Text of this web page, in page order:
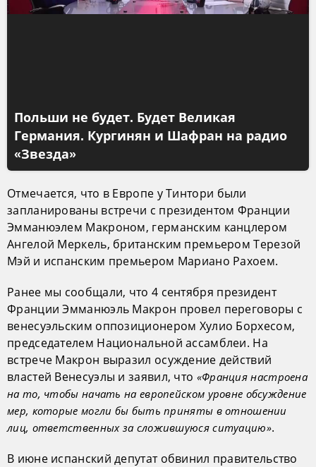
Польши не будет. Будет Великая
Германия. Кургинян и Шафран на радио
«Звезда»
Отмечается, что в Европе у Тинтори были
запланированы встречи с президентом Франции
Эмманюэлем Макроном, германским канцлером
Ангелой Меркель, британским премьером Терезой
Мэй и испанским премьером Мариано Рахоем.
Ранее мы сообщали, что 4 сентября президент
Франции Эмманюэль Макрон провел переговоры с
венесуэльским оппозиционером Хулио Борхесом,
председателем Национальной ассамблеи. На
встрече Макрон выразил осуждение действий
властей Венесуэлы и заявил, что «Франция настроена
на то, чтобы начать на европейском уровне обсуждение
мер, которые могли бы быть приняты в отношении
лиц, ответственных за сложившуюся ситуацию».
В июне испанский депутат обвинил правительство